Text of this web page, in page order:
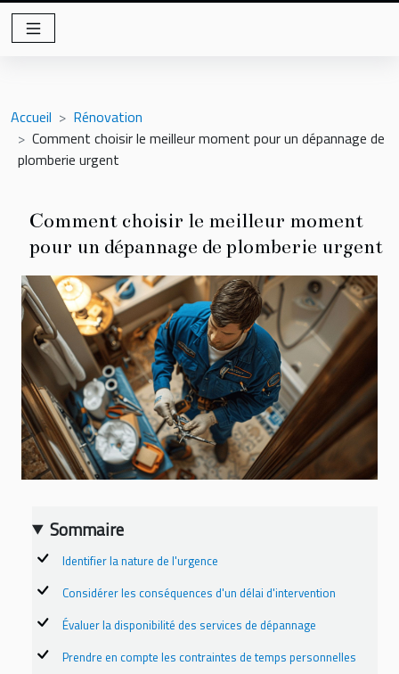
Accueil
Rénovation
Comment choisir le meilleur moment pour un dépannage de
plomberie urgent
Comment choisir le meilleur moment
pour un dépannage de plomberie urgent
Sommaire
Identifier la nature de l'urgence
Considérer les conséquences d'un délai d'intervention
Évaluer la disponibilité des services de dépannage
Prendre en compte les contraintes de temps personnelles